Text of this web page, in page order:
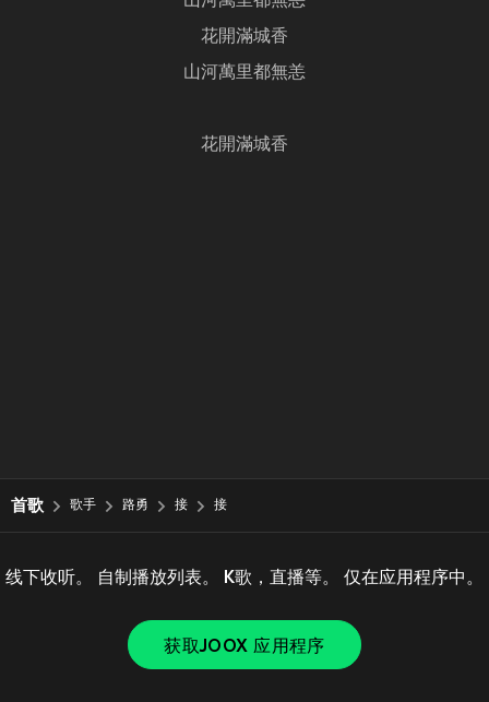
花開滿城香
山河萬里都無恙
花開滿城香
首歌 歌手 路勇 接 接
线下收听。 自制播放列表。 K歌，直播等。 仅在应用程序中。
获取JOOX 应用程序